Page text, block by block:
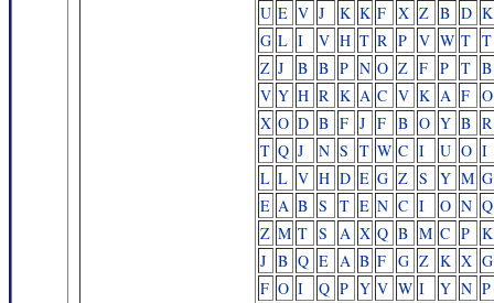
U E V J K K F X Z B D K
G L I V H T R P V W T T
Z J B B P N O Z F P T B
V Y H R K A C V K A F
O
X O D B F J F B O Y B R
T Q J N S T W C I U O I
L L V H D E G Z S Y M G
E A B S T E N C I O N Q
Z M T S A X Q B M C P
K
J
B Q E A B F G Z K X G
F O I Q P Y V W I Y N P